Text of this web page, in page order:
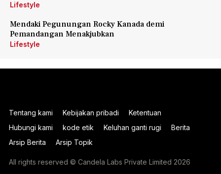
Lifestyle
Mendaki Pegunungan Rocky Kanada demi
Pemandangan Menakjubkan
Lifestyle
Tentang kami Kebijakan pribadi
Ketentuan
Hubungi kami
kode etik Keluhan ganti rugi
Berita
Arsip Berita
Arsip Topik
All rights reserved © Candela Labs Private Limited 2026